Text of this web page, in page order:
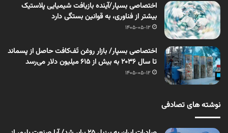
اختصاصی بسپار/آینده بازیافت شیمیایی پلاستیک
بیشتر از فناوری، به قوانین بستگی دارد
1405-05-12
اختصاصی بسپار/ بازار روغن تَف‌کافت حاصل از پسماند
تا سال ۲۰۳۶ به بیش از ۶۱۵ میلیون دلار می‌رسد
1405-05-12
نوشته های تصادفی